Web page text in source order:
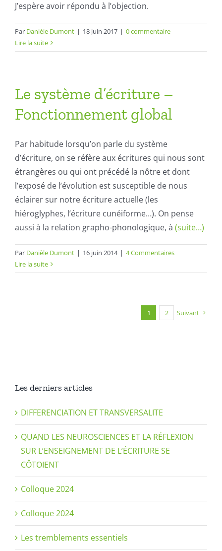
J’espère avoir répondu à l’objection.
Par Danièle Dumont | 18 juin 2017 | 0 commentaire
Lire la suite
Le système d’écriture –
Fonctionnement global
Par habitude lorsqu’on parle du système
d’écriture, on se réfère aux écritures qui nous sont
étrangères ou qui ont précédé la nôtre et dont
l’exposé de l’évolution est susceptible de nous
éclairer sur notre écriture actuelle (les
hiéroglyphes, l’écriture cunéiforme…). On pense
aussi à la relation grapho-phonologique, à (suite…)
Par Danièle Dumont | 16 juin 2014 | 4 Commentaires
Lire la suite
1 2 Suivant
Les derniers articles
DIFFERENCIATION ET TRANSVERSALITE
QUAND LES NEUROSCIENCES ET LA RÉFLEXION
SUR L’ENSEIGNEMENT DE L’ÉCRITURE SE
CÔTOIENT
Colloque 2024
Colloque 2024
Les tremblements essentiels